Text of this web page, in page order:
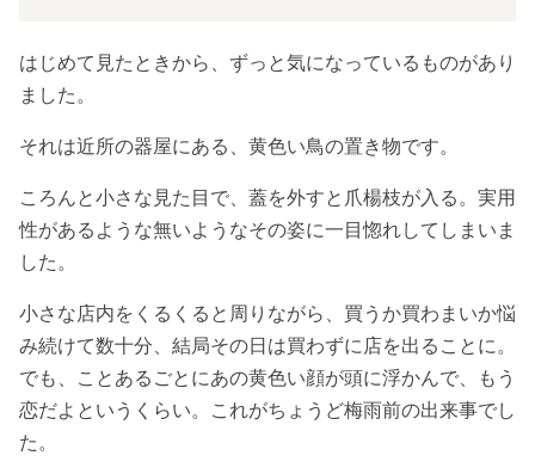
はじめて見たときから、ずっと気になっているものがあり
ました。
それは近所の器屋にある、黄色い鳥の置き物です。
ころんと小さな見た目で、蓋を外すと爪楊枝が入る。実用
性があるような無いようなその姿に一目惚れしてしまいま
した。
小さな店内をくるくると周りながら、買うか買わまいか悩
み続けて数十分、結局その日は買わずに店を出ることに。
でも、ことあるごとにあの黄色い顔が頭に浮かんで、もう
恋だよというくらい。これがちょうど梅雨前の出来事でし
た。